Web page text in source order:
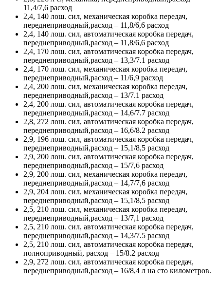
11,4/7,6 расход
2,4, 140 лош. сил, механическая коробка передач,
переднеприводный,расход – 11,8/6,6 расход
2,4, 140 лош. сил, автоматическая коробка передач,
переднеприводный,расход – 11,8/6,6 расход
2,4, 170 лош. сил, автоматическая коробка передач,
переднеприводный,расход – 13,3/7.1 расход
2,4, 170 лош. сил, механическая коробка передач,
переднеприводный,расход – 11/6,9 расход
2,4, 200 лош. сил, механическая коробка передач,
переднеприводный,расход – 13/7.1 расход
2,4, 200 лош. сил, автоматическая коробка передач,
переднеприводный,расход – 14,6/7.7 расход
2,8, 272 лош. сил, автоматическая коробка передач,
переднеприводный,расход – 16,6/8.2 расход
2,9, 196 лош. сил, автоматическая коробка передач,
переднеприводный,расход – 15,1/8,5 расход
2,9, 200 лош. сил, автоматическая коробка передач,
переднеприводный,расход – 15/7,6 расход
2,9, 200 лош. сил, механическая коробка передач,
переднеприводный,расход – 14,7/7,6 расход
2,9, 204 лош. сил, механическая коробка передач,
переднеприводный,расход – 15,1/8,5 расход
2,5, 210 лош. сил, механическая коробка передач,
переднеприводный,расход – 13/7,1 расход
2,5, 210 лош. сил, автоматическая коробка передач,
переднеприводный,расход – 14,3/7.5 расход
2,5, 210 лош. сил, автоматическая коробка передач,
полноприводный, расход – 15/8.2 расход
2,9, 272 лош. сил, автоматическая коробка передач,
переднеприводный,расход – 16/8,4 л на сто километров.